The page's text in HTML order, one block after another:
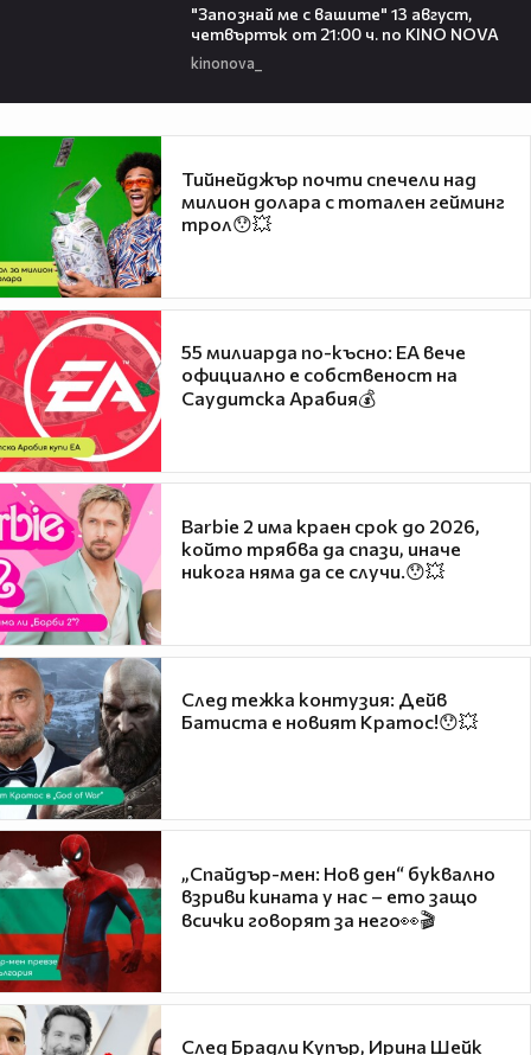
"Запознай ме с вашите" 13 август,
четвъртък от 21:00 ч. по KINO NOVA
kinonova_
Тийнейджър почти спечели над
милион долара с тотален гейминг
трол😯💥
55 милиарда по-късно: EA вече
официално е собственост на
Саудитска Арабия💰
Barbie 2 има краен срок до 2026,
който трябва да спази, иначе
никога няма да се случи.😯💥
След тежка контузия: Дейв
Батиста е новият Кратос!😯💥
„Спайдър-мен: Нов ден“ буквално
взриви кината у нас – ето защо
всички говорят за него👀🎬
След Брадли Купър, Ирина Шейк